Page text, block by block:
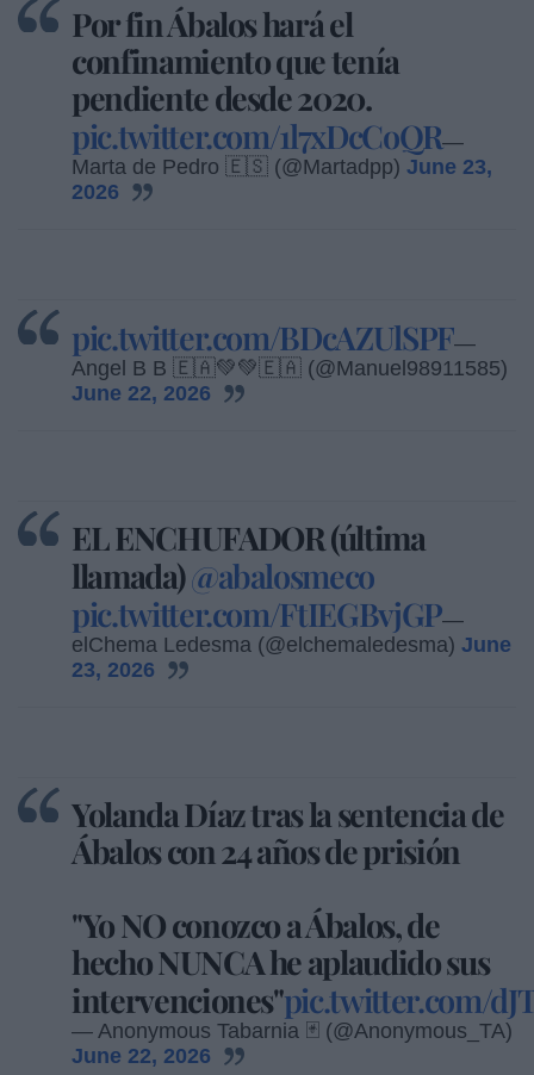
Por fin Ábalos hará el
confinamiento que tenía
pendiente desde 2020.
pic.twitter.com/1l7xDcCoQR—
Marta de Pedro 🇪🇸 (@Martadpp) June 23,
2026
pic.twitter.com/BDcAZUlSPF—
Angel B B 🇪🇦💚💚🇪🇦 (@Manuel98911585)
June 22, 2026
EL ENCHUFADOR (última
llamada)@abalosmeco
pic.twitter.com/FtIEGBvjGP—
elChema Ledesma (@elchemaledesma) June
23, 2026
Yolanda Díaz tras la sentencia de
Ábalos con 24 años de prisión
"Yo NO conozco a Ábalos, de
hecho NUNCA he aplaudido sus
intervenciones"pic.twitter.com/
— Anonymous Tabarnia 🃏 (@Anonymous_TA)
June 22, 2026